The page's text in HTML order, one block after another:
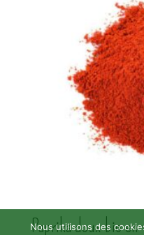
Paprika doux bio en
Nous utilisons des